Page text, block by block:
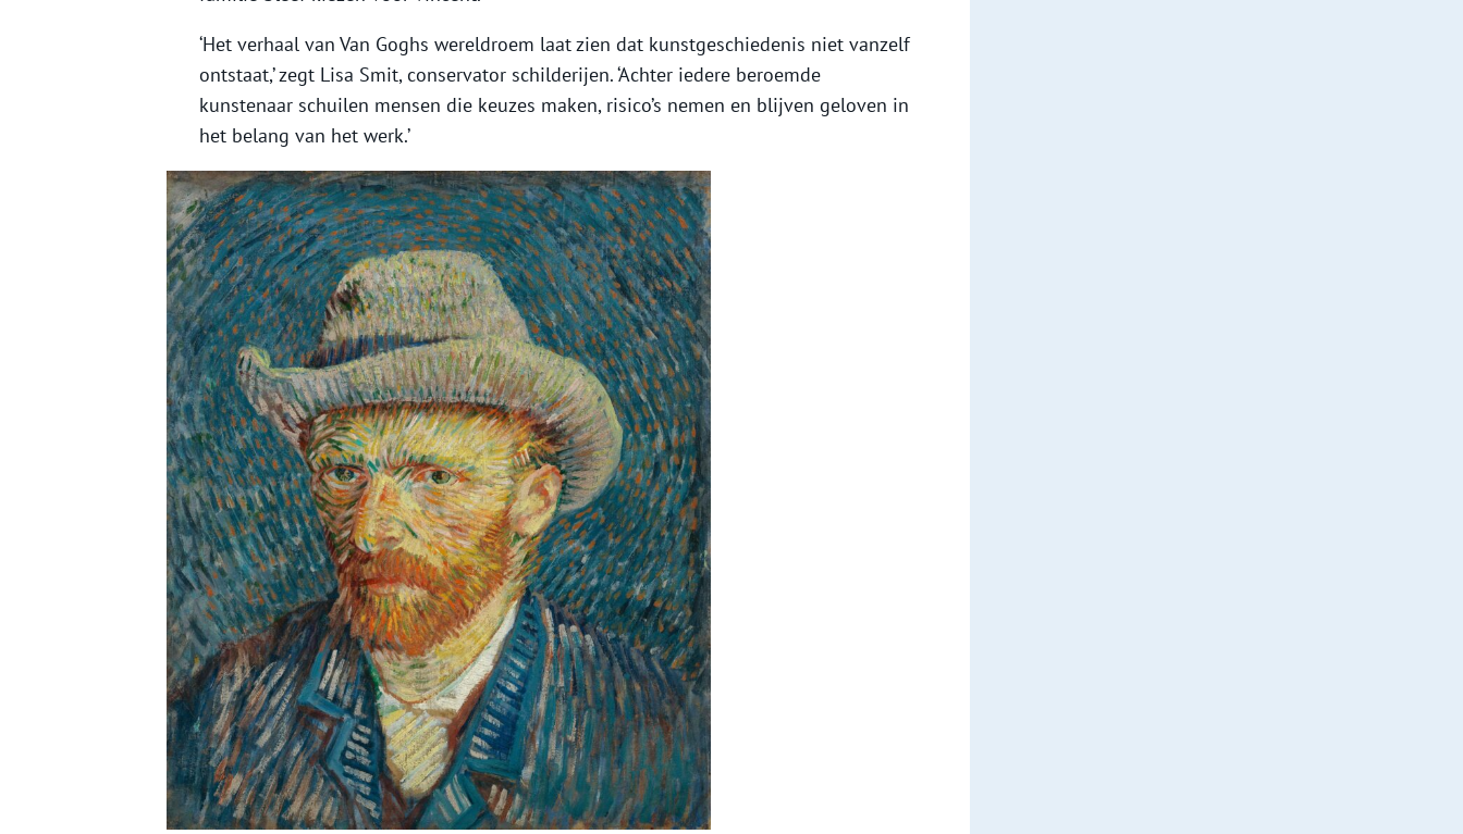
‘Het verhaal van Van Goghs wereldroem laat zien dat kunstgeschiedenis niet vanzelf
ontstaat,’ zegt Lisa Smit, conservator schilderijen. ‘Achter iedere beroemde
kunstenaar schuilen mensen die keuzes maken, risico’s nemen en blijven geloven in
het belang van het werk.’